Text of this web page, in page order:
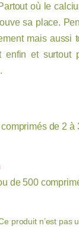
où le
sa place.
mais aussi
enfin et surtout
de 2 à
de 500
produit n’est pas